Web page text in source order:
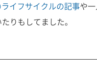
イフサイクルの記事や
たりもしてました。